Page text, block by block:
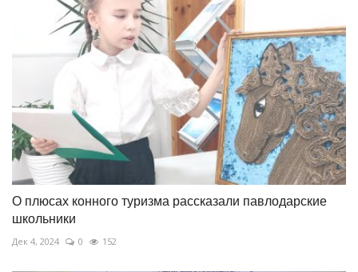
О плюсах конного туризма рассказали павлодарские
школьники
Дек 4, 2024 0 152